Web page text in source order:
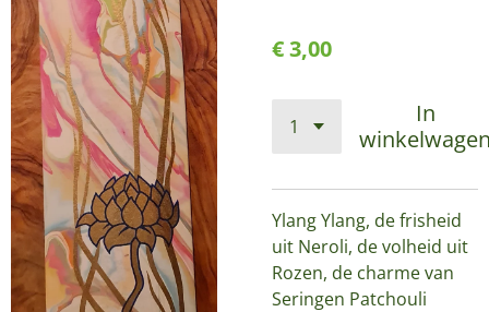
€ 3,00
In
Ylang Ylang, de frisheid
uit Neroli, de volheid uit
Rozen, de charme van
Seringen Patchouli